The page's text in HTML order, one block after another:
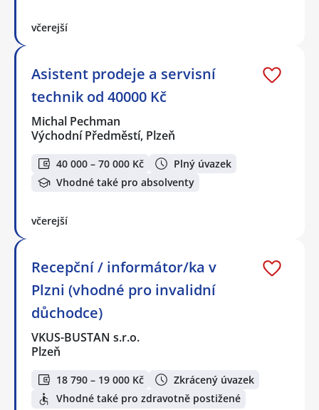
včerejší
Asistent prodeje a servisní
technik od 40000 Kč
Michal Pechman
Východní Předměstí, Plzeň
40 000 – 70 000 Kč
Plný úvazek
Vhodné také pro absolventy
včerejší
Recepční / informátor/ka v
Plzni (vhodné pro invalidní
důchodce)
VKUS-BUSTAN s.r.o.
Plzeň
18 790 – 19 000 Kč
Zkrácený úvazek
Vhodné také pro zdravotně postižené